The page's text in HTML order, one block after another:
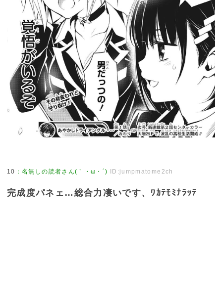
10 ：名無しの読者さん(｀・ω・´) ID:jumpmatome2ch
完成度パネェ…総合力凄いです、ﾜｶﾃﾓﾐﾅﾗｯﾃ